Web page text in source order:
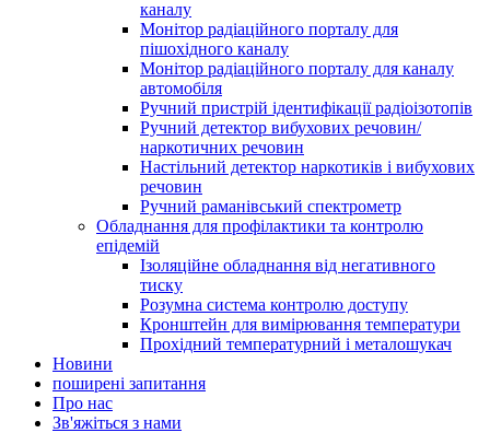
каналу
Монітор радіаційного порталу для
пішохідного каналу
Монітор радіаційного порталу для каналу
автомобіля
Ручний пристрій ідентифікації радіоізотопів
Ручний детектор вибухових речовин/
наркотичних речовин
Настільний детектор наркотиків і вибухових
речовин
Ручний раманівський спектрометр
Обладнання для профілактики та контролю
епідемій
Ізоляційне обладнання від негативного
тиску
Розумна система контролю доступу
Кронштейн для вимірювання температури
Прохідний температурний і металошукач
Новини
поширені запитання
Про нас
Зв'яжіться з нами